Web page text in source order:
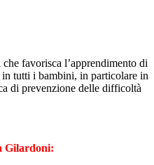
favorisca l’apprendimento di
tutti i bambini, in particolare in
di prevenzione delle difficoltà
Gilardoni: